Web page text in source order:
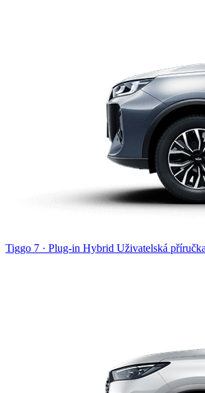
Tiggo 7 · Plug-in Hybrid Uživatelská příručka